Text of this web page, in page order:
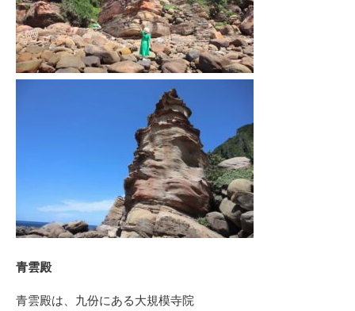
青雲殿
青雲殿は、九份にある大規模寺院